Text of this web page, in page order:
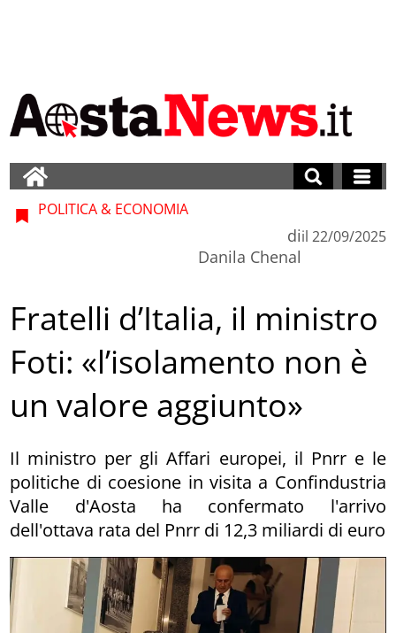
POLITICA & ECONOMIA
di
Danila Chenal
il 22/09/2025
Fratelli d’Italia, il ministro
Foti: «l’isolamento non è
un valore aggiunto»
Il ministro per gli Affari europei, il Pnrr e le
politiche di coesione in visita a Confindustria
Valle d'Aosta ha confermato l'arrivo
dell'ottava rata del Pnrr di 12,3 miliardi di euro